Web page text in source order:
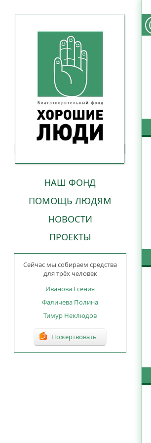
НАШ ФОНД
ПОМОЩЬ ЛЮДЯМ
НОВОСТИ
ПРОЕКТЫ
Сейчас мы собираем средства
для трёх человек
Иванова Есения
Фаличева Полина
Тимур Неклюдов
Пожертвовать